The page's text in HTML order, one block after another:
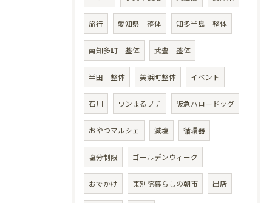
旅行 愛知県 整体 知多半島 整体
南知多町 整体 武豊 整体
半田 整体 美浜町整体 イベント
石川 ワンまるプチ 阪急ハロードッグ
おやつマルシェ 減塩 循環器
塩分制限 ゴールデンウィーク
おでかけ 東別院暮らしの朝市 出店